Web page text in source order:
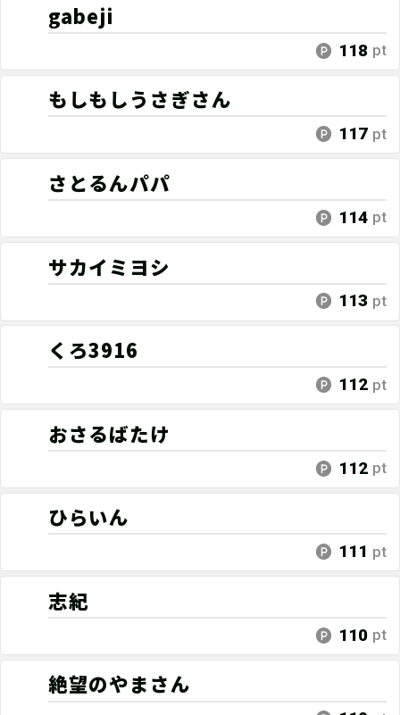
gabeji
118 pt
もしもしうさぎさん
117 pt
さとるんパパ
114 pt
サカイミヨシ
113 pt
くろ3916
112 pt
おさるばたけ
112 pt
ひらいん
111 pt
志紀
110 pt
絶望のやまさん